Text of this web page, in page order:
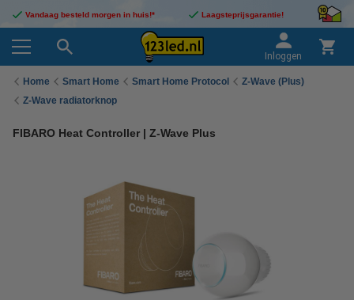
Vandaag besteld morgen in huis!* Laagsteprijsgarantie!
Inloggen
Home Smart Home Smart Home Protocol
Z-Wave (Plus)
Z-Wave radiatorknop
FIBARO Heat Controller | Z-Wave Plus